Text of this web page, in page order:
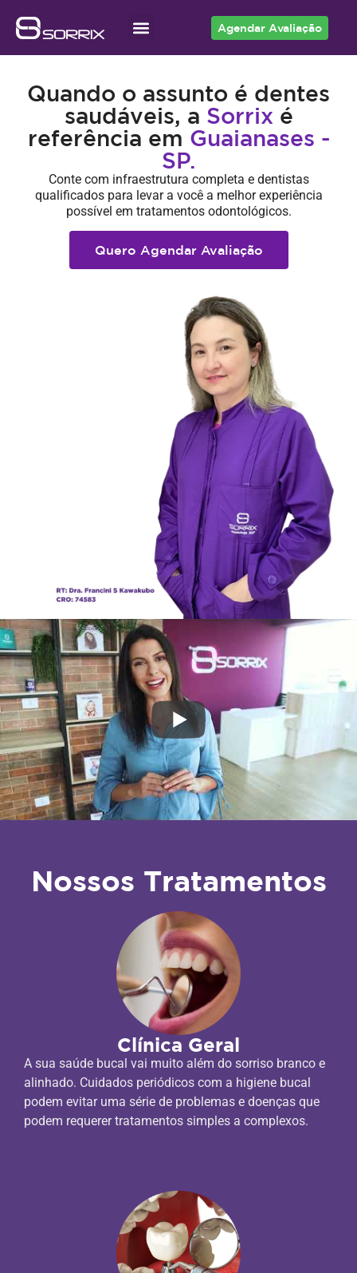
Agendar Avaliação
Quando o assunto é dentes
saudáveis, a Sorrix é
referência em Guaianases -
SP.
Conte com infraestrutura completa e dentistas
qualificados para levar a você a melhor experiência
possível em tratamentos odontológicos.
Quero Agendar Avaliação
Nossos Tratamentos
Clínica Geral
A sua saúde bucal vai muito além do sorriso branco e
alinhado. Cuidados periódicos com a higiene bucal
podem evitar uma série de problemas e doenças que
podem requerer tratamentos simples a complexos.